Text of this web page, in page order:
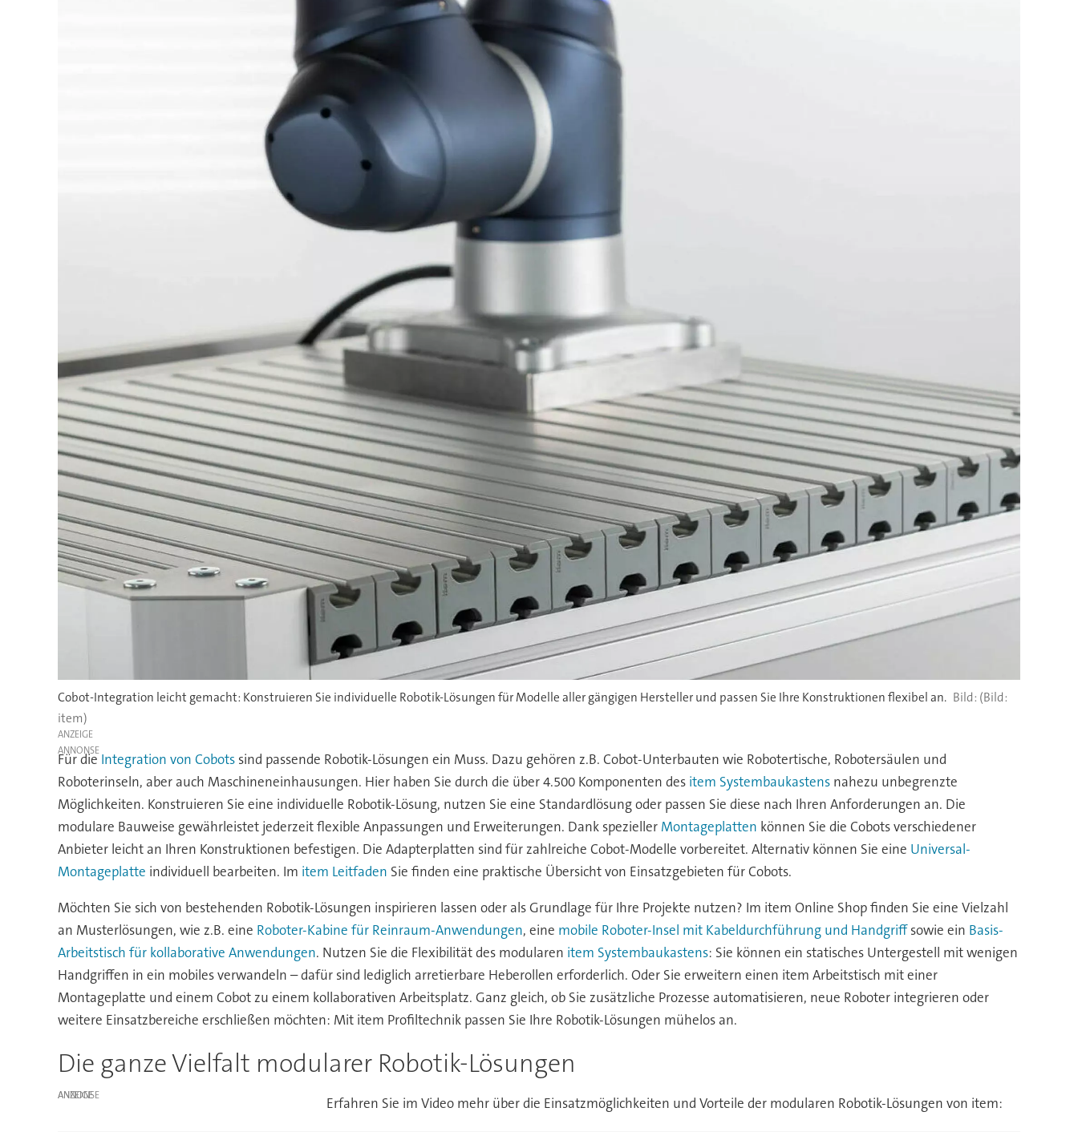
Cobot-Integration leicht gemacht: Konstruieren Sie individuelle Robotik-Lösungen für Modelle aller gängigen Hersteller und passen Sie Ihre Konstruktionen flexibel an.
(Bild:
item)
ANZEIGE
Für dieIntegration von Cobotssind passende Robotik-Lösungen ein Muss. Dazu gehören z.B. Cobot-Unterbauten wie Robotertische, Robotersäulen und
Roboterinseln, aber auch Maschineneinhausungen. Hier haben Sie durch die über 4.500 Komponenten des item Systembaukastensnahezu unbegrenzte
Möglichkeiten. Konstruieren Sie eine individuelle Robotik-Lösung, nutzen Sie eine Standardlösung oder passen Sie diese nach Ihren Anforderungen an. Die
modulare Bauweise gewährleistet jederzeit flexible Anpassungen und Erweiterungen. Dank spezieller Montageplatten können Sie die Cobots verschiedener
Anbieter leicht an Ihren Konstruktionen befestigen. Die Adapterplatten sind für zahlreiche Cobot-Modelle vorbereitet. Alternativ können Sie eine Universal-
Montageplatte individuell bearbeiten. Im item Leitfaden Sie finden eine praktische Übersicht von Einsatzgebieten für Cobots.
Möchten Sie sich von bestehenden Robotik-Lösungen inspirieren lassen oder als Grundlage für Ihre Projekte nutzen? Im item Online Shop finden Sie eine Vielzahl
an Musterlösungen, wie z.B. eine Roboter-Kabine für Reinraum-Anwendungen, eine mobile Roboter-Insel mit Kabeldurchführung und Handgriffsowie ein Basis-
Arbeitstisch für kollaborative Anwendungen. Nutzen Sie die Flexibilität des modularen item Systembaukastens: Sie können ein statisches Untergestell mit wenigen
Handgriffen in ein mobiles verwandeln – dafür sind lediglich arretierbare Heberollen erforderlich. Oder Sie erweitern einen item Arbeitstisch mit einer
Montageplatte und einem Cobot zu einem kollaborativen Arbeitsplatz. Ganz gleich, ob Sie zusätzliche Prozesse automatisieren, neue Roboter integrieren oder
weitere Einsatzbereiche erschließen möchten: Mit item Profiltechnik passen Sie Ihre Robotik-Lösungen mühelos an.
Die ganze Vielfalt modularer Robotik-Lösungen
ANZEIGE Erfahren Sie im Video mehr über die Einsatzmöglichkeiten und Vorteile der modularen Robotik-Lösungen von item: